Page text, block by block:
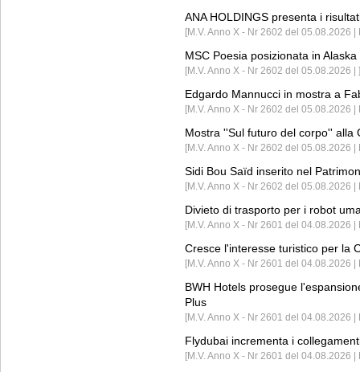
ANA HOLDINGS presenta i
[M.V. Anno X - Nr 2602 del 05.08.2026
MSC Poesia posizionata in
[M.V. Anno X - Nr 2602 del 05.08.2026 | ]
Edgardo Mannucci in mostra a
[M.V. Anno X - Nr 2602 del 05.08.2026 |
Mostra ''Sul futuro del corpo'' alla
[M.V. Anno X - Nr 2602 del 05.08.2026
Sidi Bou Saïd inserito nel
[M.V. Anno X - Nr 2602 del 05.08.2026
Divieto di trasporto per i robot
[M.V. Anno X - Nr 2601 del 04.08.2026
Cresce l'interesse turistico per la
[M.V. Anno X - Nr 2601 del 04.08.2026 |
BWH Hotels prosegue
Plus
[M.V. Anno X - Nr 2601 del 04.08.2026 |
Flydubai incrementa i
[M.V. Anno X - Nr 2601 del 04.08.2026 |